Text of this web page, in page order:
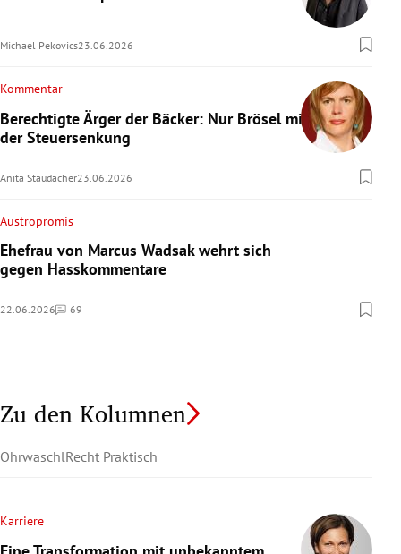
Michael Pekovics23.06.2026
Kommentar
Berechtigte Ärger der Bäcker: Nur Brösel mit
der Steuersenkung
Anita Staudacher23.06.2026
Austropromis
Ehefrau von Marcus Wadsak wehrt sich
gegen Hasskommentare
22.06.2026 69
Kommentare
Zu den Kolumnen
OhrwaschlRecht Praktisch
Karriere